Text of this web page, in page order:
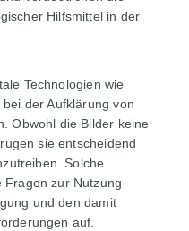
Hilfsmittel in der
Technologien wie
der Aufklärung von
Obwohl die Bilder keine
sie entscheidend
Solche
Fragen zur Nutzung
und den damit
auf.